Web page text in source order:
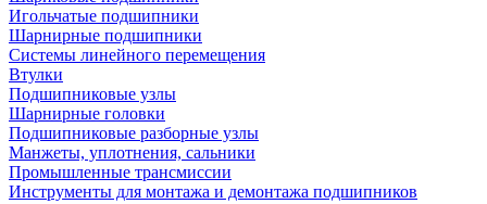
Игольчатые подшипники
Шарнирные подшипники
Системы линейного перемещения
Втулки
Подшипниковые узлы
Шарнирные головки
Подшипниковые разборные узлы
Манжеты, уплотнения, сальники
Промышленные трансмиссии
Инструменты для монтажа и демонтажа подшипников